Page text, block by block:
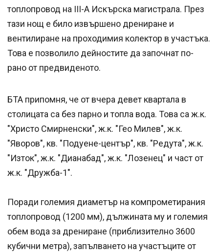
топлопровод на III-А Искърска магистрала. През
тази нощ е било извършено дрениране и
вентилиране на проходимия колектор в участъка.
Това е позволило дейностите да започнат по-
рано от предвиденото.
БТА припомня, че от вчера девет квартала в
столицата са без парно и топла вода. Това са ж.к.
"Христо Смирненски", ж.к. "Гео Милев", ж.к.
"Яворов", кв. "Подуене-център", кв. "Редута", ж.к.
"Изток", ж.к. "Дианабад", ж.к. "Лозенец" и част от
ж.к. "Дружба-1".
Поради големия диаметър на компрометирания
топлопровод (1200 мм), дължината му и големия
обем вода за дрениране (приблизително 3600
кубични метра), запълването на участъците от